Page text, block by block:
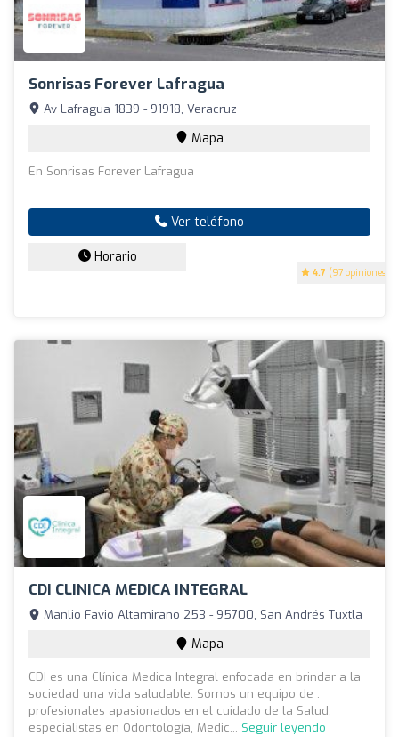
Sonrisas Forever Lafragua
4.7 (97 opiniones)
Av Lafragua 1839 - 91918, Veracruz
Mapa
En Sonrisas Forever Lafragua
Ver teléfono
Horario
CDI CLINICA MEDICA INTEGRAL
Manlio Favio Altamirano 253 - 95700, San Andrés Tuxtla
Mapa
CDI es una Clínica Medica Integral enfocada en brindar a la
sociedad una vida saludable. Somos un equipo de .
profesionales apasionados en el cuidado de la Salud,
especialistas en Odontología, Medic... Seguir leyendo